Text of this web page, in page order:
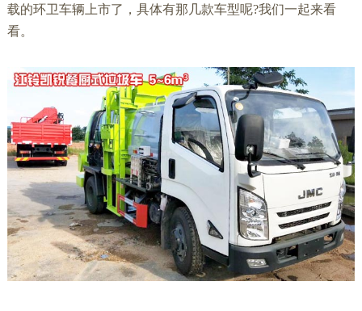
载的环卫车辆上市了，具体有那几款车型呢?我们一起来看
看。